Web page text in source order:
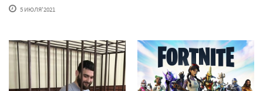
5 ИЮЛЯ'2021